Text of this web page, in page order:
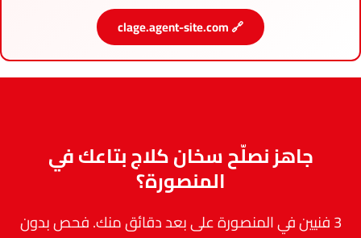
🔗 clage.agent-site.com
جاهز نصلّح سخان كلاج بتاعك في
المنصورة؟
3 فنيين في المنصورة على بعد دقائق منك. فحص بدون